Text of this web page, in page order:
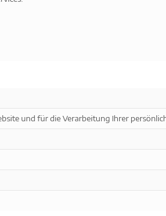
und für die Verarbeitung Ihrer